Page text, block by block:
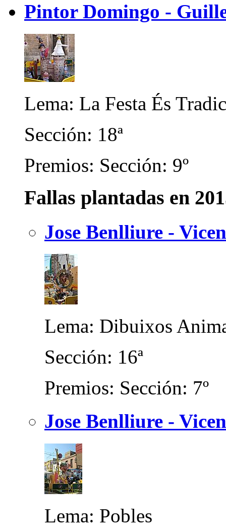
Pintor Domingo -
Lema: La Festa És
Sección: 18ª
Premios: Sección: 9º
Fallas plantadas en
Jose Benlliure -
Lema: Dibuixos
Sección: 16ª
Premios: Sección: 7º
Jose Benlliure -
Lema: Pobles